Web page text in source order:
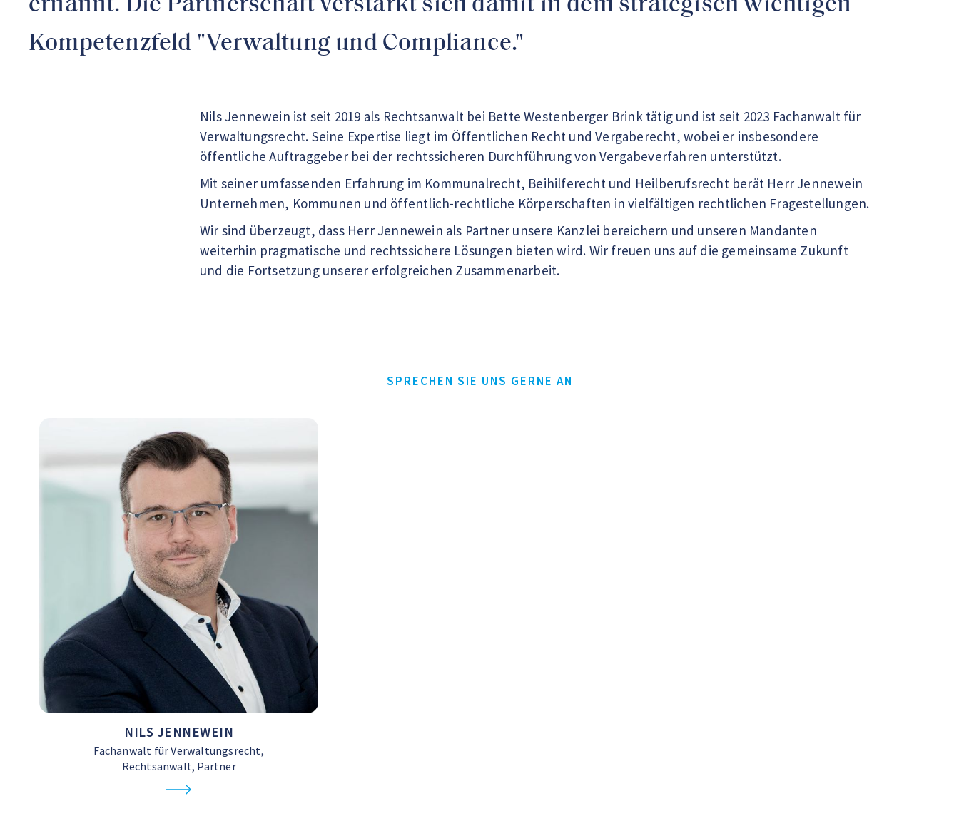
ernannt. Die Partnerschaft verstärkt sich damit in dem strategisch wichtigen
Kompetenzfeld "Verwaltung und Compliance."
Nils Jennewein ist seit 2019 als Rechtsanwalt bei Bette Westenberger Brink tätig und ist seit 2023 Fachanwalt für
Verwaltungsrecht. Seine Expertise liegt im Öffentlichen Recht und Vergaberecht, wobei er insbesondere
öffentliche Auftraggeber bei der rechtssicheren Durchführung von Vergabeverfahren unterstützt.
Mit seiner umfassenden Erfahrung im Kommunalrecht, Beihilferecht und Heilberufsrecht berät Herr Jennewein
Unternehmen, Kommunen und öffentlich-rechtliche Körperschaften in vielfältigen rechtlichen Fragestellungen.
Wir sind überzeugt, dass Herr Jennewein als Partner unsere Kanzlei bereichern und unseren Mandanten
weiterhin pragmatische und rechtssichere Lösungen bieten wird. Wir freuen uns auf die gemeinsame Zukunft
und die Fortsetzung unserer erfolgreichen Zusammenarbeit.
SPRECHEN SIE UNS GERNE AN
NILS JENNEWEIN
Fachanwalt für Verwaltungsrecht,
Rechtsanwalt, Partner